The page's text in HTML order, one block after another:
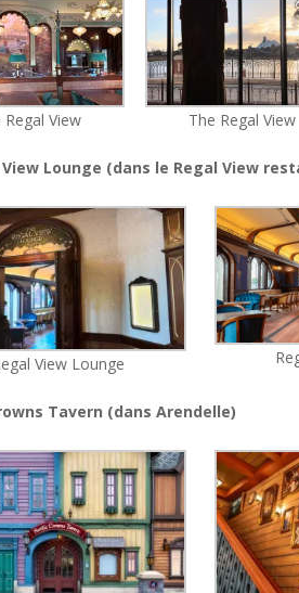
Regal View The Regal View
View Lounge (dans le Regal View
View Lounge
Tavern (dans Arendelle)